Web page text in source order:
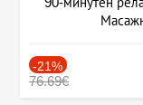
-21%
76.69€